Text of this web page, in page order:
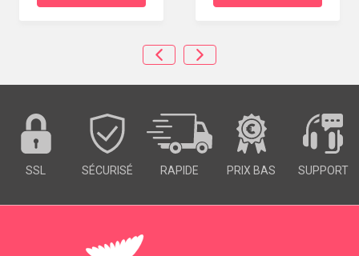
SSL SÉCURISÉ RAPIDE PRIX BAS SUPPORT